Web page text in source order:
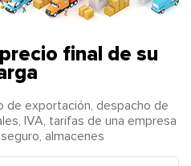
final de su
de exportación, despacho de
IVA, tarifas de una empresa
almacenes